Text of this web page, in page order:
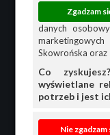
danych
Skowrońska oraz
Co
wyświetlane
potrzeb i jest